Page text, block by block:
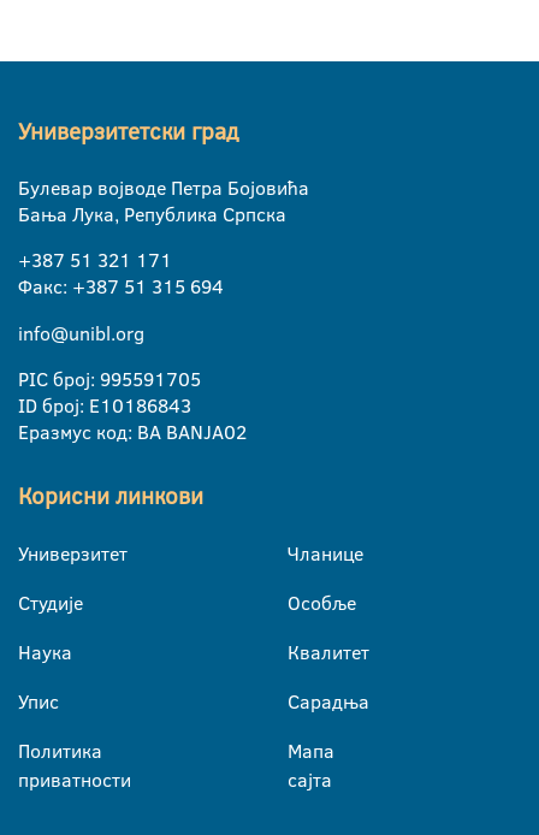
Универзитетски град
Булевар војводе Петра Бојовића
Бања Лука, Република Српска
+387 51 321 171
Факс: +387 51 315 694
info@unibl.org
PIC број: 995591705
ID број: E10186843
Еразмус код: BA BANJA02
Корисни линкови
Универзитет
Студије
Наука
Упис
Политика
приватности
Чланице
Особље
Квалитет
Сарадња
Мапа
сајта